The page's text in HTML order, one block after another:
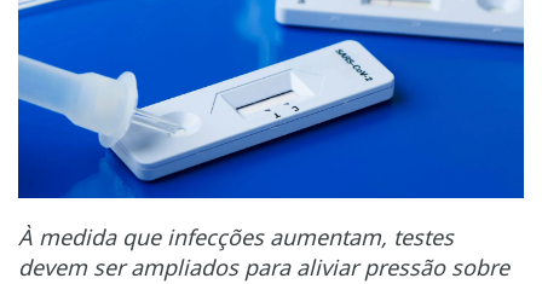
À medida que infecções aumentam, testes
devem ser ampliados para aliviar pressão sobre